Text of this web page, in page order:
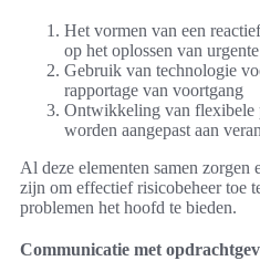
Het vormen van een
op het oplossen van
Gebruik van technologie
rapportage van voortgang
Ontwikkeling van flexibele
worden aangepast aan
Al deze elementen samen zorgen
zijn om effectief risicobeheer toe
problemen het hoofd te bieden.
Communicatie met